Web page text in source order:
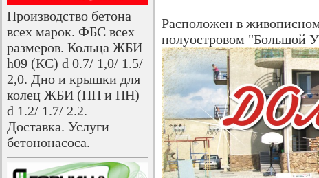
Производство бетона
всех марок. ФБС всех
размеров. Кольца ЖБИ
h09 (КС) d 0.7/ 1,0/ 1.5/
2,0. Дно и крышки для
колец ЖБИ (ПП и ПН)
d 1.2/ 1.7/ 2.2.
Доставка. Услуги
бетононасоса.
Расположен в
полуостровом "Большой